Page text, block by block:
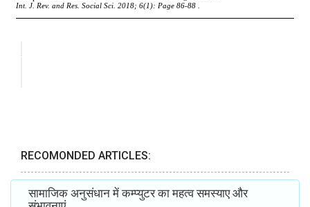
RECOMONDED ARTICLES:
सामाजिक अनुसंधान में कम्प्युटर का महत्व समस्याए और